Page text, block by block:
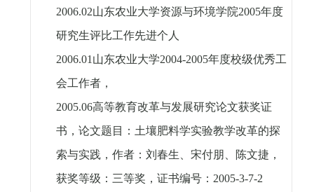
2006.02山东农业大学资源与环境学院2005年度
研究生评比工作先进个人
2006.01山东农业大学2004-2005年度校级优秀工
会工作者，
2005.06高等教育改革与发展研究论文获奖证
书，论文题目：土壤肥料学实验教学改革的探
索与实践，作者：刘春生、宋付朋、陈文捷，
获奖等级：三等奖，证书编号： 2005-3-7-2